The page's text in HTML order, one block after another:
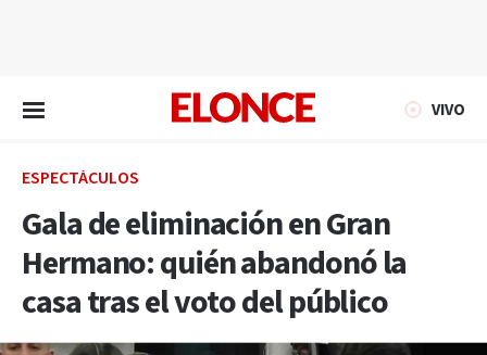
VIVO
ESPECTÁCULOS
Gala de eliminación en Gran
Hermano: quién abandonó la
casa tras el voto del público